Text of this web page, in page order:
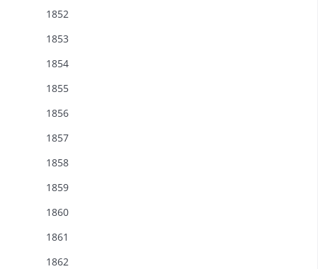
1852
1853
1854
1855
1856
1857
1858
1859
1860
1861
1862